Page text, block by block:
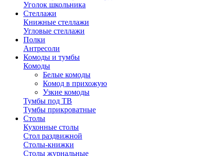
Уголок школьника
Стеллажи
Книжные стеллажи
Угловые стеллажи
Полки
Антресоли
Комоды и тумбы
Комоды
Белые комоды
Комод в прихожую
Узкие комоды
Тумбы под ТВ
Тумбы прикроватные
Столы
Кухонные столы
Стол раздвижной
Столы-книжки
Столы журнальные